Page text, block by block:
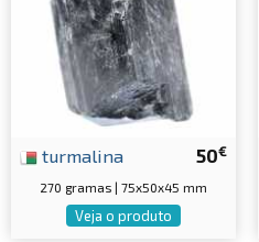
50€
turmalina
270 gramas | 75x50x45 mm
Veja o produto